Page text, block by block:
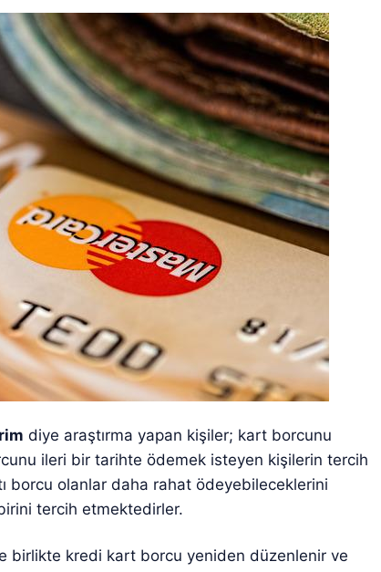
diye araştırma yapan kişiler; kart borcunu
ileri bir tarihte ödemek isteyen kişilerin tercih
borcu olanlar daha rahat ödeyebileceklerini
tercih etmektedirler.
birlikte kredi kart borcu yeniden düzenlenir ve